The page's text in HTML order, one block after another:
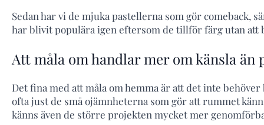
Sedan har vi de mjuka pastellerna som gör
har blivit populära igen eftersom de tillför färg utan att
Att måla om handlar mer om känsla än
Det fina med att måla om hemma är att det inte
ofta just de små ojämnheterna som gör att rummet
känns även de större projekten mycket mer